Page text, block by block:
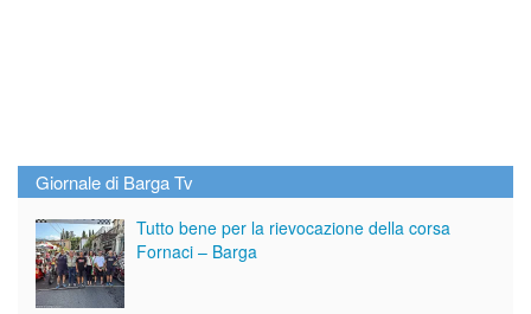
Giornale di Barga Tv
Tutto bene per la rievocazione della corsa
Fornaci – Barga